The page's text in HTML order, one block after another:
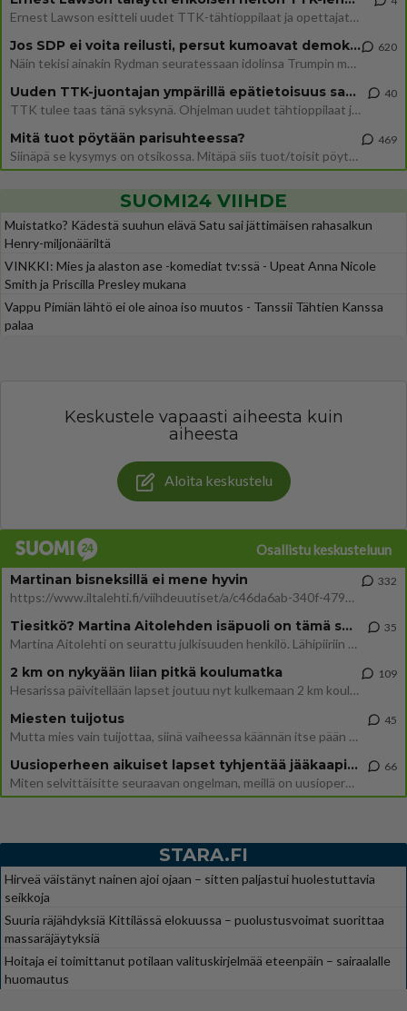
Ernest Lawson esitteli uudet TTK-tähtioppilaat ja opettajat torstaina 6.8. lehdistölle. Tulevalla kaudella on yksi hausk
Jos SDP ei voita reilusti, persut kumoavat demokratian Suomesta
Näin tekisi ainakin Rydman seuratessaan idolinsa Trumpin mallia https://www.is.fi/politiikka/art-2000012187244.html
620
Uuden TTK-juontajan ympärillä epätietoisuus sakenee - Nyt MTV hämmentää soppaa
TTK tulee taas tänä syksynä. Ohjelman uudet tähtioppilaat julkistetaan torstaina 6. elokuuta klo 14 alkavassa lehdistö
40
Mitä tuot pöytään parisuhteessa?
Siinäpä se kysymys on otsikossa. Mitäpä siis tuot/toisit pöytään parisuhteessa? Oletko mies vai nainen? Koetko sen mitä
469
SUOMI24 VIIHDE
Muistatko? Kädestä suuhun elävä Satu sai jättimäisen rahasalkun
Henry-miljonääriltä
VINKKI: Mies ja alaston ase -komediat tv:ssä - Upeat Anna Nicole
Smith ja Priscilla Presley mukana
Vappu Pimiän lähtö ei ole ainoa iso muutos - Tanssii Tähtien Kanssa
palaa
Keskustele vapaasti aiheesta kuin
aiheesta
Aloita keskustelu
Osallistu keskusteluun
Martinan bisneksillä ei mene hyvin
https://www.iltalehti.fi/viihdeuutiset/a/c46da6ab-340f-4790-aaa7-0865eed2336 Yrityksen konkurssihakemus on tullut kärä
332
Tiesitkö? Martina Aitolehden isäpuoli on tämä suosittu laulaja
Martina Aitolehti on seurattu julkisuuden henkilö. Lähipiiriin mahtuu muitakin tunnettuja henkilöitä. Tiesitkö, että Ma
35
2 km on nykyään liian pitkä koulumatka
Hesarissa päivitellään lapset joutuu nyt kulkemaan 2 km kouluun jösses. Ruostefillarilla tuo matka menee vaikka miten äk
109
Miesten tuijotus
Mutta mies vain tuijottaa, siinä vaiheessa käännän itse pään pois. Mikä juttu? Yleensä jos joku tuijottaa tai katsoo, hä
45
Uusioperheen aikuiset lapset tyhjentää jääkaapin käydessään
Miten selvittäisitte seuraavan ongelman, meillä on uusioperhe, minulla teini-ikäiset lapset ja puolisolla aikuiset, jotk
66
STARA.FI
Hirveä väistänyt nainen ajoi ojaan – sitten paljastui huolestuttavia
seikkoja
Suuria räjähdyksiä Kittilässä elokuussa – puolustusvoimat suorittaa
massaräjäytyksiä
Hoitaja ei toimittanut potilaan valituskirjelmää eteenpäin – sairaalalle
huomautus